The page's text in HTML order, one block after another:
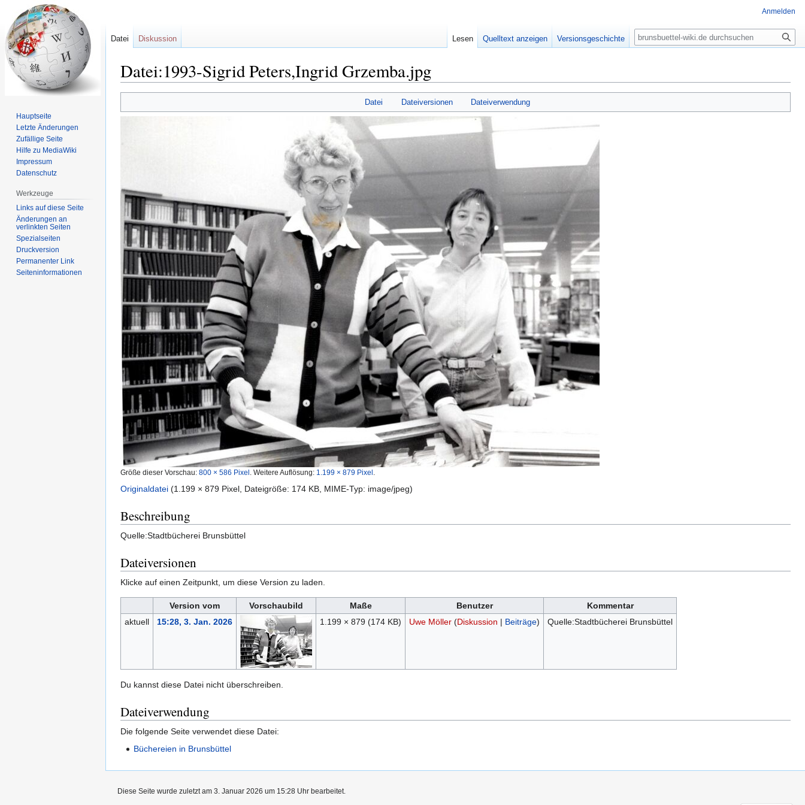
Datei:1993-Sigrid Peters,Ingrid Grzemba.jpg
Navigation
Suche
Datei Dateiversionen Dateiverwendung
Größe dieser Vorschau: 800 × 586 Pixel Weitere Auflösung: 1.199 × 879 Pixel
Originaldatei (1.199 × 879 Pixel, Dateigröße: 174 KB, MIME-Typ: image/jpeg)
Beschreibung
Quelle:Stadtbücherei Brunsbüttel
Dateiversionen
Klicke auf einen Zeitpunkt, um diese Version zu laden.
Version vom Vorschaubild Maße Benutzer
Kommentar
aktuell
15:28, 3. Jan. 2026 1.199 × 879 (174 KB) Uwe Möller (Diskussion | Beiträge) Quelle:Stadtbücherei Brunsbüttel
Du kannst diese Datei nicht überschreiben.
Dateiverwendung
Die folgende Seite verwendet diese Datei:
Büchereien in Brunsbüttel
Anmelden
Datei Diskussion Lesen Quelltext anzeigen Versionsgeschichte
Suche
Hauptseite
Letzte Änderungen
Zufällige Seite
Hilfe zu MediaWiki
Impressum
Datenschutz
Werkzeuge
Links auf diese Seite
Änderungen an
verlinkten Seiten
Spezialseiten
Druckversion
Permanenter Link
Seiten­informationen
Diese Seite wurde zuletzt am 3. Januar 2026 um 15:28 Uhr bearbeitet.